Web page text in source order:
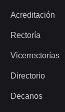
Acreditación
Rectoría
Vicerrectorías
Directorio
Decanos